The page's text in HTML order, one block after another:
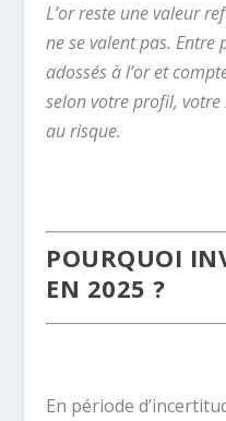
L’or reste une valeur
ne se valent pas. Entre
adossés à l’or et
selon votre profil,
au risque.
POURQUOI
EN 2025 ?
En période